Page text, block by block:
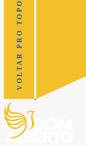
VOLTAR PRO TOPO